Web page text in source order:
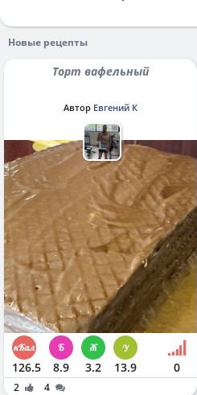
Новые рецепты
Торт вафельный
Автор Евгений К
126.5 8.9 3.2 13.9 0
2 4